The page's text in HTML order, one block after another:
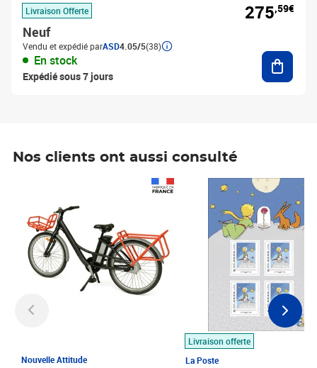
Livraison Offerte
Neuf
Vendu et expédié parASD4.05/5(38)
En stock
Expédié sous 7 jours
275,59€
Nos clients ont aussi consulté
Nouvelle Attitude
Livraison offerte
La Poste
Prix 7,50€